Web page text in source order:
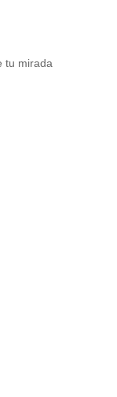
tu mirada